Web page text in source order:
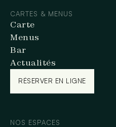
CARTES & MENUS
Carte
Menus
Bar
Actualités
RÉSERVER EN LIGNE
NOS ESPACES